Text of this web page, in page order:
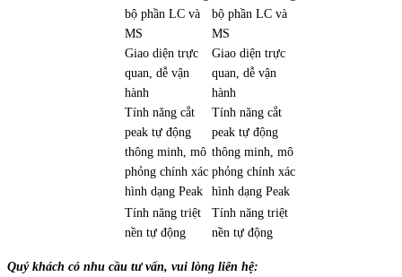
bộ phần LC và
MS
bộ phần LC và
MS
Giao diện trực
quan, dễ vận
hành
Giao diện trực
quan, dễ vận
hành
Tính năng cắt
peak tự động
thông minh, mô
phỏng chính xác
hình dạng Peak
Tính năng cắt
peak tự động
thông minh, mô
phỏng chính xác
hình dạng Peak
Tính năng triệt
nền tự động
Tính năng triệt
nền tự động
Quý khách có nhu cầu tư vấn, vui lòng liên hệ: